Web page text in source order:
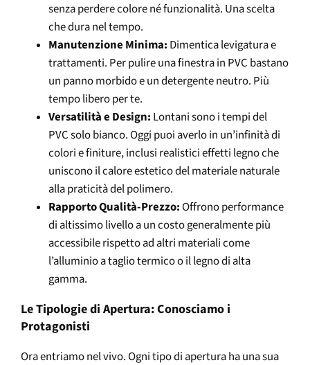
senza perdere colore né funzionalità. Una scelta
che dura nel tempo.
Manutenzione Minima: Dimentica levigatura e
trattamenti. Per pulire una finestra in PVC bastano
un panno morbido e un detergente neutro. Più
tempo libero per te.
Versatilità e Design: Lontani sono i tempi del
PVC solo bianco. Oggi puoi averlo in un’infinità di
colori e finiture, inclusi realistici effetti legno che
uniscono il calore estetico del materiale naturale
alla praticità del polimero.
Rapporto Qualità-Prezzo:Offrono performance
di altissimo livello a un costo generalmente più
accessibile rispetto ad altri materiali come
l’alluminio a taglio termico o il legno di alta
gamma.
Le Tipologie di Apertura: Conosciamo i
Protagonisti
Ora entriamo nel vivo. Ogni tipo di apertura ha una sua